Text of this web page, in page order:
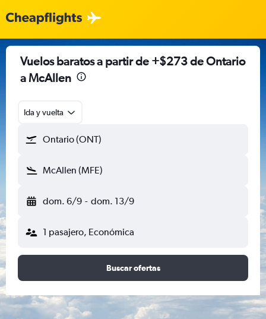
Vuelos baratos a partir de +$273 de Ontario
a McAllen
Ida y vuelta
Ontario (ONT)
McAllen (MFE)
dom. 6/9 - dom. 13/9
1 pasajero, Económica
Buscar ofertas